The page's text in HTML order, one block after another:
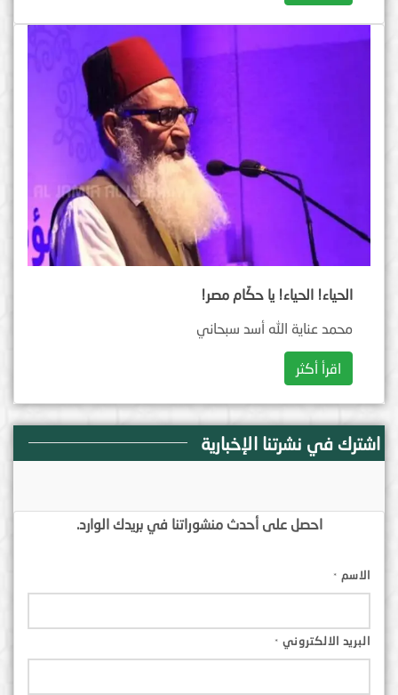
الحياء! الحياء! يا حكّام مصر!
محمد عناية الله أسد سبحاني
اقرأ أكثر
اشترك في نشرتنا الإخبارية
احصل على أحدث منشوراتنا في بريدك الوارد.
الاسم *
البريد الالكتروني *